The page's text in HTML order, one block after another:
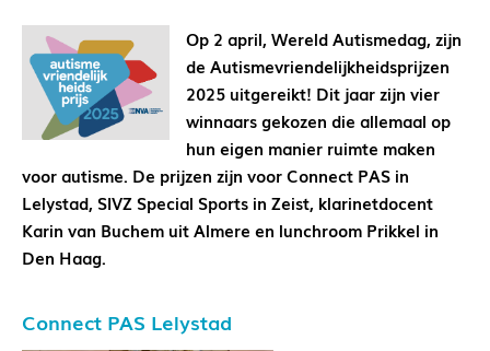
Op 2 april, Wereld Autismedag, zijn
de Autismevriendelijkheidsprijzen
2025 uitgereikt! Dit jaar zijn vier
winnaars gekozen die allemaal op
hun eigen manier ruimte maken
voor autisme. De prijzen zijn voor Connect PAS in
Lelystad, SIVZ Special Sports in Zeist, klarinetdocent
Karin van Buchem uit Almere en lunchroom Prikkel in
Den Haag.
Connect PAS Lelystad